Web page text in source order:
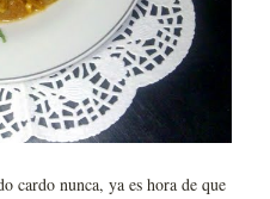
cardo nunca, ya es hora de que